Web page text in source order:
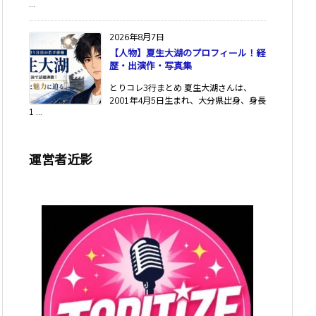
...
2026年8月7日
【人物】夏生大湖のプロフィール！経
歴・出演作・写真集
とりコレ3行まとめ 夏生大湖さんは、
2001年4月5日生まれ、大分県出身、身長
1 ...
運営者近影